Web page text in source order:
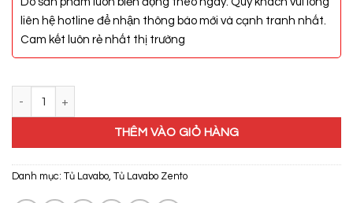
liên hệ hotline để nhận thông báo mới và cạnh tranh nhất.
Cam kết luôn rẻ nhất thị trường
THÊM VÀO GIỎ HÀNG
Danh mục: Tủ Lavabo, Tủ Lavabo Zento